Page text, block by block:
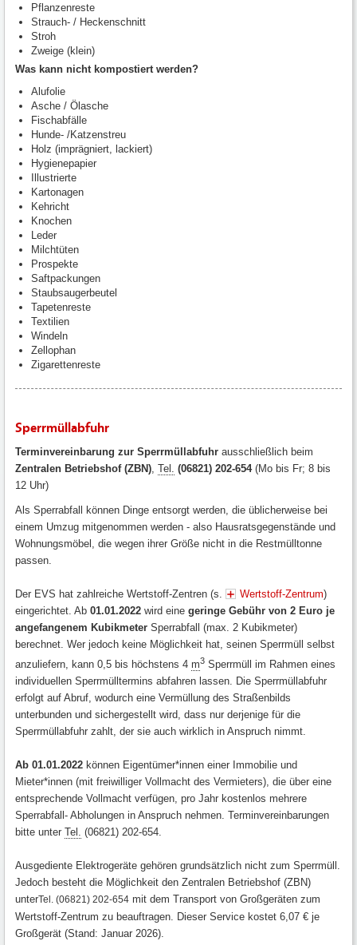
Pflanzenreste
Strauch- / Heckenschnitt
Stroh
Zweige (klein)
Was kann nicht kompostiert werden?
Alufolie
Asche / Ölasche
Fischabfälle
Hunde- /Katzenstreu
Holz (imprägniert, lackiert)
Hygienepapier
Illustrierte
Kartonagen
Kehricht
Knochen
Leder
Milchtüten
Prospekte
Saftpackungen
Staubsaugerbeutel
Tapetenreste
Textilien
Windeln
Zellophan
Zigarettenreste
Sperrmüllabfuhr
Terminvereinbarung zur Sperrmüllabfuhr ausschließlich beim
Zentralen Betriebshof (ZBN) Tel. (06821) 202-654(Mo bis Fr; 8 bis
12 Uhr)
Als Sperrabfall können Dinge entsorgt werden, die üblicherweise bei
einem Umzug mitgenommen werden - also Hausratsgegenstände und
Wohnungsmöbel, die wegen ihrer Größe nicht in die Restmülltonne
passen.
Der EVS hat zahlreiche Wertstoff-Zentren (s. Wertstoff-Zentrum)
eingerichtet. Ab 01.01.2022 wird eine geringe Gebühr von 2 Euro je
angefangenem Kubikmeter Sperrabfall (max. 2 Kubikmeter)
berechnet. Wer jedoch keine Möglichkeit hat, seinen Sperrmüll selbst
anzuliefern, kann 0,5 bis höchstens 4 m3 Sperrmüll im Rahmen eines
individuellen Sperrmülltermins abfahren lassen. Die Sperrmüllabfuhr
erfolgt auf Abruf, wodurch eine Vermüllung des Straßenbilds
unterbunden und sichergestellt wird, dass nur derjenige für die
Sperrmüllabfuhr zahlt, der sie auch wirklich in Anspruch nimmt.
Ab 01.01.2022 können Eigentümer*innen einer Immobilie und
Mieter*innen (mit freiwilliger Vollmacht des Vermieters), die über eine
entsprechende Vollmacht verfügen, pro Jahr kostenlos mehrere
Sperrabfall- Abholungen in Anspruch nehmen. Terminvereinbarungen
bitte unter Tel. (06821) 202-654.
Ausgediente Elektrogeräte gehören grundsätzlich nicht zum Sperrmüll.
Jedoch besteht die Möglichkeit den Zentralen Betriebshof (ZBN)
unterTel. (06821) 202-654 mit dem Transport von Großgeräten zum
Wertstoff-Zentrum zu beauftragen. Dieser Service kostet 6,07 € je
Großgerät (Stand: Januar 2026).